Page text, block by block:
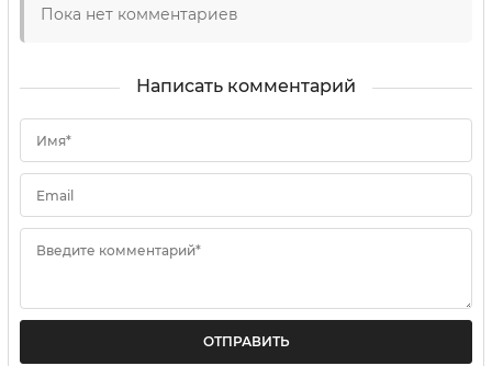
Пока нет комментариев
Написать комментарий
Имя*
Email
Введите комментарий*
ОТПРАВИТЬ